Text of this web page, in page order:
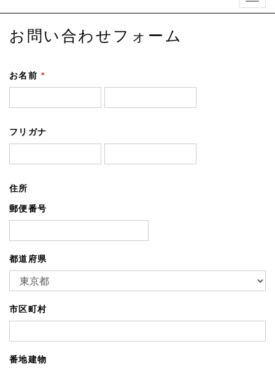
お問い合わせフォーム
お名前 *
フリガナ
住所
郵便番号
都道府県
市区町村
番地建物